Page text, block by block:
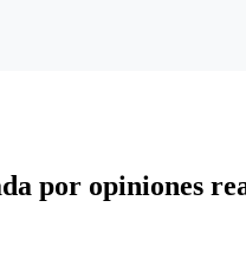
por opiniones